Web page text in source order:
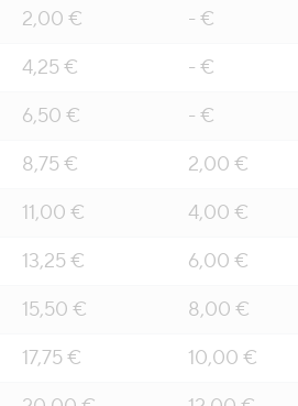
2,00 € - €
4,25 € - €
6,50 € - €
8,75 € 2,00 €
11,00 € 4,00 €
13,25 € 6,00 €
15,50 € 8,00 €
17,75 € 10,00 €